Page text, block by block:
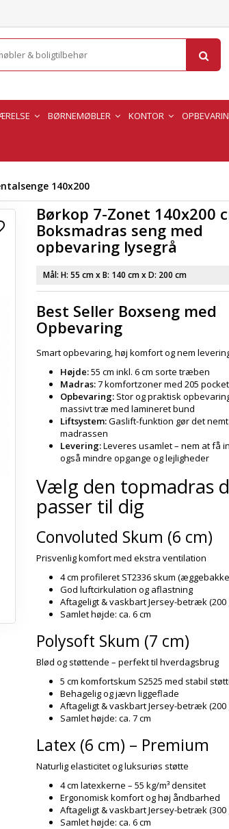
BØRNEMØBLER KONTOR
140x200
Børkop 7-Zonet 140x200
Boksmadras seng med
opbevaring lysegrå
Mål: H: 55 cmx B: 140 cmx D: 200 cm
Best Seller Boxseng med
Opbevaring
Smart opbevaring, høj komfort og nem
Højde:55 cm inkl. 6 cm sorte træben
Madras:7 komfortzoner med 205
Opbevaring: Stor og praktisk
massivt træ med lamineret bund
Liftsystem:Gaslift-funktion gør det
madrassen
Levering:Leveres usamlet – nem at få
også mindre opgange og lejligheder
Vælg den topmadras
passer til dig
Convoluted Skum (6 cm)
Prisvenlig komfort med ekstra ventilation
4 cm profileret ST2336 skum
God luftcirkulation og aflastning
Aftageligt & vaskbart Jersey-betræk (200
Samlet højde: ca. 6 cm
Polysoft Skum (7 cm)
Blød og støttende – perfekt til hverdagsbrug
5 cm komfortskum S2525 med stabil
Behagelig og jævn liggeflade
Aftageligt & vaskbart Jersey-betræk (200
Samlet højde: ca. 7 cm
Latex (6 cm) – Premium
Naturlig elasticitet og luksuriøs støtte
4 cm latexkerne – 55 kg/m³ densitet
Ergonomisk komfort og høj åndbarhed
Aftageligt & vaskbart Jersey-betræk (300
Samlet højde: ca. 6 cm